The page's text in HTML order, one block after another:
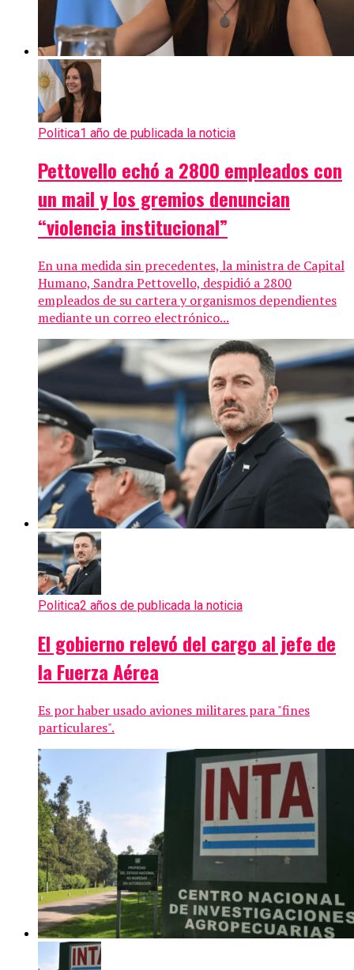
Politica1 año de publicada la noticia
Pettovello echó a 2800 empleados con
un mail y los gremios denuncian
“violencia institucional”
En una medida sin precedentes, la ministra de Capital
Humano, Sandra Pettovello, despidió a 2800
empleados de su cartera y organismos dependientes
mediante un correo electrónico...
Politica2 años de publicada la noticia
El gobierno relevó del cargo al jefe de
la Fuerza Aérea
Es por haber usado aviones militares para "fines
particulares".